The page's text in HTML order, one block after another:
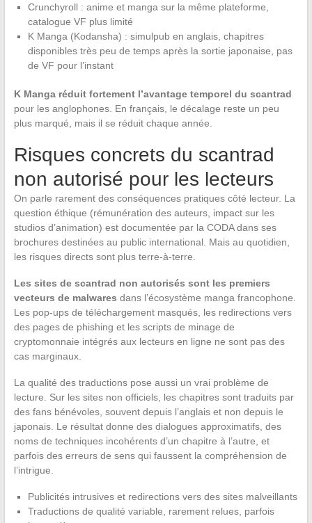
Crunchyroll : anime et manga sur la même plateforme,
catalogue VF plus limité
K Manga (Kodansha) : simulpub en anglais, chapitres
disponibles très peu de temps après la sortie japonaise, pas
de VF pour l’instant
K Manga réduit fortement l’avantage temporel du scantrad
pour les anglophones. En français, le décalage reste un peu
plus marqué, mais il se réduit chaque année.
Risques concrets du scantrad
non autorisé pour les lecteurs
On parle rarement des conséquences pratiques côté lecteur. La
question éthique (rémunération des auteurs, impact sur les
studios d’animation) est documentée par la CODA dans ses
brochures destinées au public international. Mais au quotidien,
les risques directs sont plus terre-à-terre.
Les sites de scantrad non autorisés sont les premiers
vecteurs de malwares dans l’écosystème manga francophone.
Les pop-ups de téléchargement masqués, les redirections vers
des pages de phishing et les scripts de minage de
cryptomonnaie intégrés aux lecteurs en ligne ne sont pas des
cas marginaux.
La qualité des traductions pose aussi un vrai problème de
lecture. Sur les sites non officiels, les chapitres sont traduits par
des fans bénévoles, souvent depuis l’anglais et non depuis le
japonais. Le résultat donne des dialogues approximatifs, des
noms de techniques incohérents d’un chapitre à l’autre, et
parfois des erreurs de sens qui faussent la compréhension de
l’intrigue.
Publicités intrusives et redirections vers des sites malveillants
Traductions de qualité variable, rarement relues, parfois